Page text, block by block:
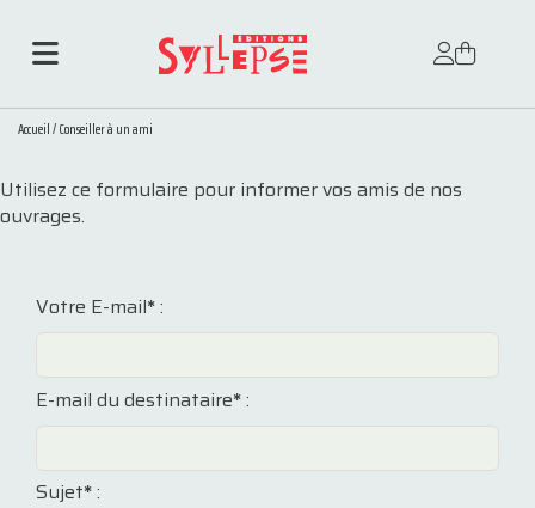
Accueil/Conseiller à un ami
Utilisez ce formulaire pour informer vos amis de nos
ouvrages.
Votre E-mail*:
E-mail du destinataire*:
Sujet*: